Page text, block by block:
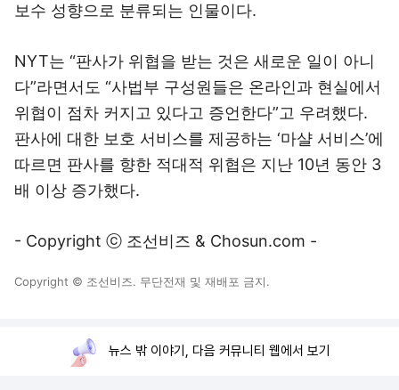
보수 성향으로 분류되는 인물이다.
NYT는 “판사가 위협을 받는 것은 새로운 일이 아니
다”라면서도 “사법부 구성원들은 온라인과 현실에서
위협이 점차 커지고 있다고 증언한다”고 우려했다.
판사에 대한 보호 서비스를 제공하는 ‘마샬 서비스’에
따르면 판사를 향한 적대적 위협은 지난 10년 동안 3
배 이상 증가했다.
- Copyright ⓒ 조선비즈 & Chosun.com -
Copyright © 조선비즈. 무단전재 및 재배포 금지.
뉴스 밖 이야기, 다음 커뮤니티 웹에서 보기